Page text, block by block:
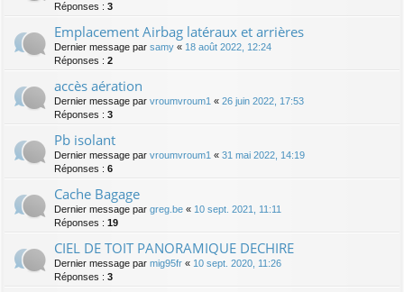
Réponses : 3
Emplacement Airbag latéraux et arrières
Dernier message par samy « 18 août 2022, 12:24
Réponses : 2
accès aération
Dernier message par vroumvroum1 « 26 juin 2022, 17:53
Réponses : 3
Pb isolant
Dernier message par vroumvroum1 « 31 mai 2022, 14:19
Réponses : 6
Cache Bagage
Dernier message par greg.be « 10 sept. 2021, 11:11
Réponses : 19
CIEL DE TOIT PANORAMIQUE DECHIRE
Dernier message par mig95fr « 10 sept. 2020, 11:26
Réponses : 3